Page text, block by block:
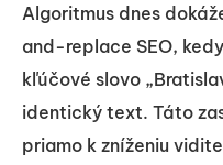
Algoritmus dnes
and-replace SEO,
kľúčové slovo
identický text. Táto
priamo k zníženiu